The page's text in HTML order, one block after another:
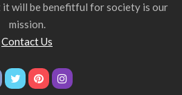
it will be benefitful for society is our
mission.
Contact Us